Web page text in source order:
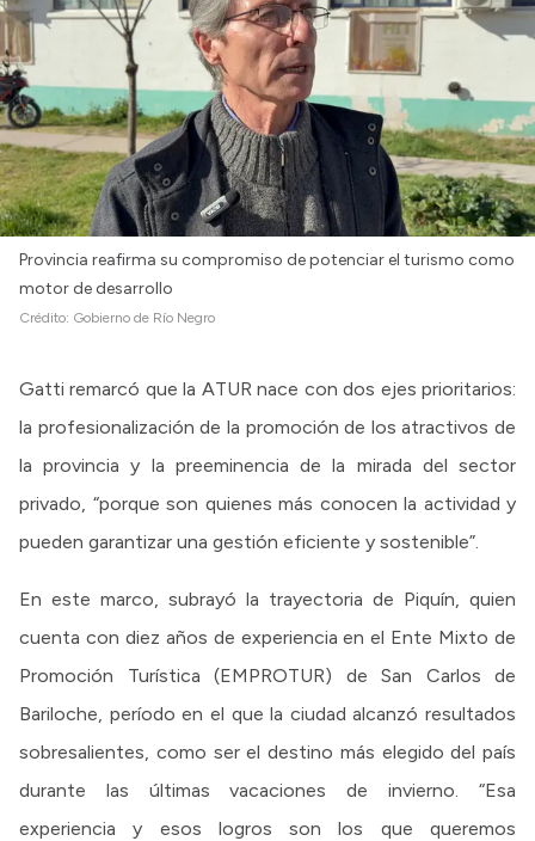
Provincia reafirma su compromiso de potenciar el turismo como
motor de desarrollo
Crédito: Gobierno de Río Negro
Gatti remarcó que la ATUR nace con dos ejes prioritarios:
la profesionalización de la promoción de los atractivos de
la provincia y la preeminencia de la mirada del sector
privado, “porque son quienes más conocen la actividad y
pueden garantizar una gestión eficiente y sostenible”.
En este marco, subrayó la trayectoria de Piquín, quien
cuenta con diez años de experiencia en el Ente Mixto de
Promoción Turística (EMPROTUR) de San Carlos de
Bariloche, período en el que la ciudad alcanzó resultados
sobresalientes, como ser el destino más elegido del país
durante las últimas vacaciones de invierno. “Esa
experiencia y esos logros son los que queremos